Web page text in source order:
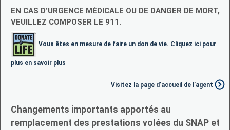
EN CAS D’URGENCE MÉDICALE OU DE DANGER DE MORT,
VEUILLEZ COMPOSER LE 911.
Vous êtes en mesure de faire un don de vie. Cliquez ici pour
plus en savoir plus
Visitez la page d’accueil de l’agent
Changements importants apportés au
remplacement des prestations volées du SNAP et